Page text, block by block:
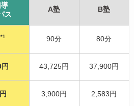
ス
A塾 B塾
*1 90分 80分
43,725円 37,900円
3,900円 2,583円